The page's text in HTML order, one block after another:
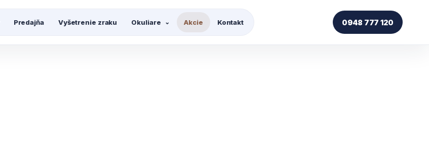
Predajňa Vyšetrenie zraku Okuliare ⌄ Akcie Kontakt 0948 777 120